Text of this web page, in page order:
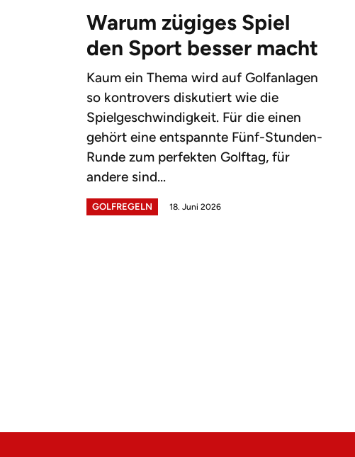
Warum zügiges Spiel
den Sport besser macht
Kaum ein Thema wird auf Golfanlagen
so kontrovers diskutiert wie die
Spielgeschwindigkeit. Für die einen
gehört eine entspannte Fünf-Stunden-
Runde zum perfekten Golftag, für
andere sind...
GOLFREGELN 18. Juni 2026